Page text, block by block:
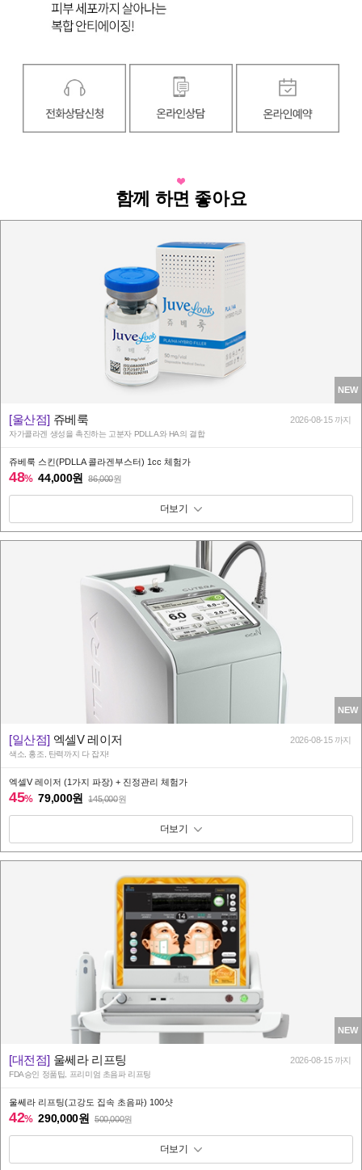
함께 하면 좋아요
NEW
[울산점] 쥬베룩 2026-08-15 까지
자가콜라겐 생성을 촉진하는 고분자 PDLLA와 HA의 결합
쥬베룩 스킨(PDLLA 콜라겐부스터) 1cc 체험가
48% 44,000원 86,000원
패키지 보기 토글
NEW
[일산점] 엑셀V 레이저 2026-08-15 까지
색소, 홍조, 탄력까지 다 잡자!
엑셀V 레이저 (1가지 파장) + 진정관리 체험가
45% 79,000원 145,000원
패키지 보기 토글
NEW
[대전점] 울쎄라 리프팅 2026-08-15 까지
FDA승인 정품팁, 프리미엄 초음파 리프팅
울쎄라 리프팅(고강도 집속 초음파) 100샷
42% 290,000원 500,000원
패키지 보기 토글